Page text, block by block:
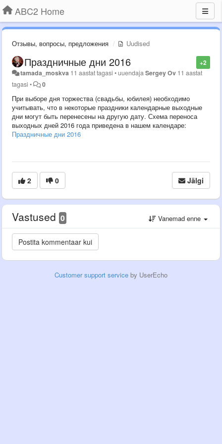
ABC2 Home
Отзывы, вопросы, предложения Uudised
+2
Праздничные дни 2016
tamada_moskva 11 aastat tagasi •uuendajaSergey Ov 11 aastat
tagasi • 0
При выборе дня торжества (свадьбы, юбилея) необходимо
учитывать, что в некоторые праздники календарные выходные
дни могут быть перенесены на другую дату. Схема переноса
выходных дней 2016 года приведена в нашем календаре:
Праздничные дни 2016
2 0 Jälgi
Vastused 0 Vanemad enne
Customer support service by UserEcho